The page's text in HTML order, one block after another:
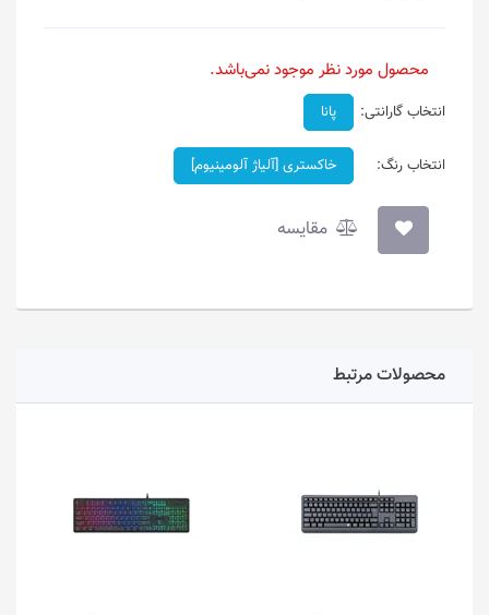
محصول مورد نظر موجود نمی‌باشد.
انتخاب گارانتی: پانا
انتخاب رنگ: خاکستری [آلیاژ آلومینیوم]
مقایسه
محصولات مرتبط